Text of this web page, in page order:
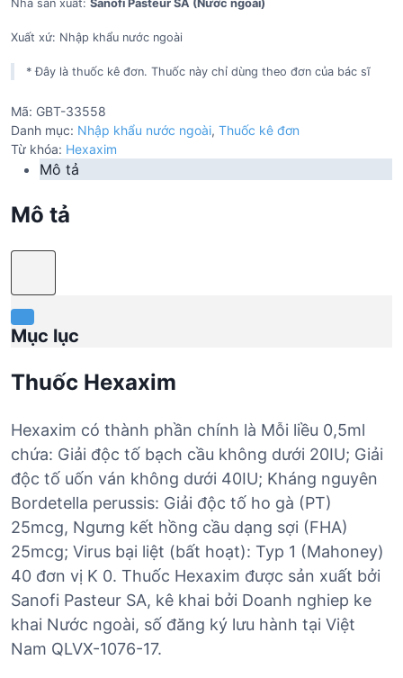
Nhà sản xuất: Sanofi Pasteur SA (Nước ngoài)
Xuất xứ: Nhập khẩu nước ngoài
* Đây là thuốc kê đơn. Thuốc này chỉ dùng theo đơn của bác sĩ
Mã: GBT-33558
Danh mục: Nhập khẩu nước ngoài, Thuốc kê đơn
Từ khóa: Hexaxim
Mô tả
Mô tả
Mục lục
Thuốc Hexaxim
Hexaxim có thành phần chính là Mỗi liều 0,5ml
chứa: Giải độc tố bạch cầu không dưới 20IU; Giải
độc tố uốn ván không dưới 40IU; Kháng nguyên
Bordetella perussis: Giải độc tố ho gà (PT)
25mcg, Ngưng kết hồng cầu dạng sợi (FHA)
25mcg; Virus bại liệt (bất hoạt): Typ 1 (Mahoney)
40 đơn vị K 0. Thuốc Hexaxim được sản xuất bởi
Sanofi Pasteur SA, kê khai bởi Doanh nghiep ke
khai Nước ngoài, số đăng ký lưu hành tại Việt
Nam QLVX-1076-17.